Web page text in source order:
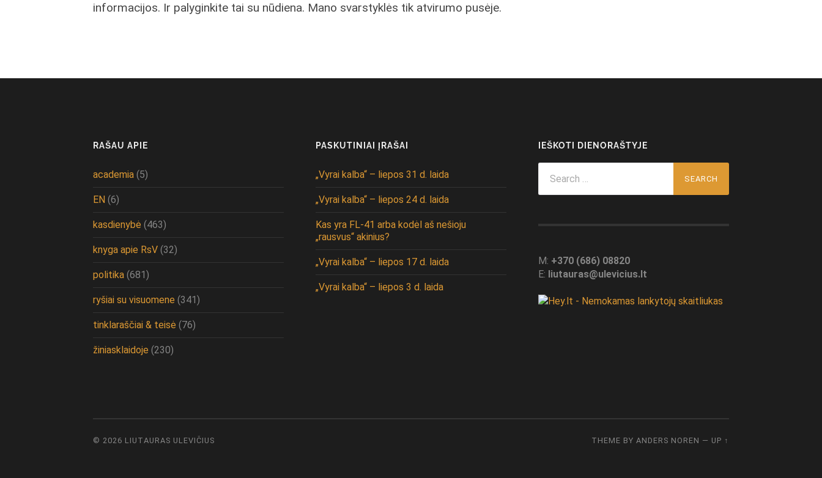
informacijos. Ir palyginkite tai su nūdiena. Mano svarstyklės tik atvirumo pusėje.
RAŠAU APIE
academia (5)
EN (6)
kasdienybė (463)
knyga apie RsV (32)
politika (681)
ryšiai su visuomene (341)
tinklaraščiai & teisė (76)
žiniasklaidoje (230)
PASKUTINIAI ĮRAŠAI
„Vyrai kalba“ – liepos 31 d. laida
„Vyrai kalba“ – liepos 24 d. laida
Kas yra FL-41 arba kodėl aš nešioju
„rausvus“ akinius?
„Vyrai kalba“ – liepos 17 d. laida
„Vyrai kalba“ – liepos 3 d. laida
IEŠKOTI DIENORAŠTYJE
for:
M: +370 (686) 08820
E: liutauras@ulevicius.lt
© 2026 LIUTAURAS ULEVIČIUS THEME BY ANDERS NOREN — UP ↑